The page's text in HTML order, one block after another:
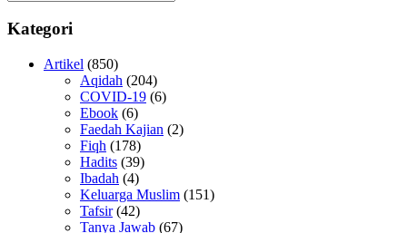
Kategori
Artikel (850)
Aqidah (204)
COVID-19 (6)
Ebook (6)
Faedah Kajian (2)
Fiqh (178)
Hadits (39)
Ibadah (4)
Keluarga Muslim (151)
Tafsir(42)
Tanya Jawab (67)